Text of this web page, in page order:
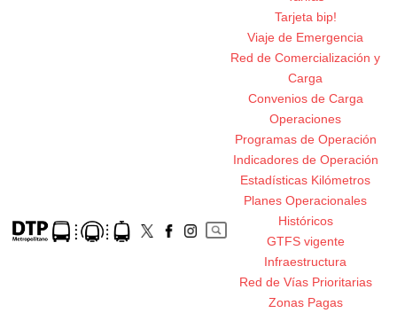
Tarjeta bip!
Viaje de Emergencia
Red de Comercialización y
Carga
Convenios de Carga
Operaciones
Programas de Operación
Indicadores de Operación
Estadísticas Kilómetros
Planes Operacionales
Históricos
GTFS vigente
Infraestructura
Red de Vías Prioritarias
Zonas Pagas